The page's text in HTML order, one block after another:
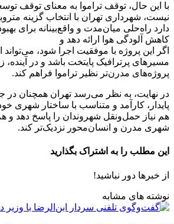
با این حال، توقف تراموا به معنای توقف
نیست، شهرداری تهران با انتخاب گزینه
دارد راه‌حلی میان‌مدت و واقع‌بینانه برای
کاهش آلودگی هوا ارائه دهد و
اگر این پروژه با موفقیت اجرا شود، می‌تواند
مسیرهای پرترافیک پایتخت باشد و در آینده،
پروژه‌های مدرن‌تر نظیر تراموا فراهم کند.
در نهایت، به نظر می‌رسد تهران همچنان
پایدار، کارآمد و متناسب با ساختار شهری
هم نیاز حمل‌ونقل شهروندان را پاسخ دهد و
شهری مدرن و انسان‌محور نزدیک‌تر کند.
این مطلب را به اشتراک بگذارید
از خبرها دور نباشید!
نوشته های مشابه